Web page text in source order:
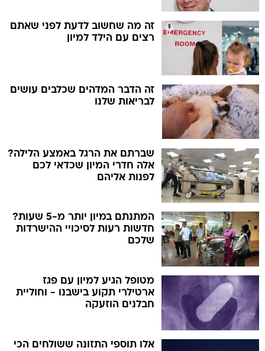
זה מה שחשוב לדעת לפני שאתם
רצים עם הילד למיון
זה הדבר המדהים שכלבים עושים
לבריאות שלנו
שברתם את הרגל באמצע הלילה?
אלה חדרי המיון שכדאי לכם
לפנות אליהם
המתנתם במיון יותר מ-5 שעות?
חדשות רעות לסיכויי ההישרדות
שלכם
מטופל הגיע למיון עם פגז
ארטילרי תקוע בישבנו - וחוליית
חבלנים הוזעקה
אלו תוספי התזונה ששולחים הכי